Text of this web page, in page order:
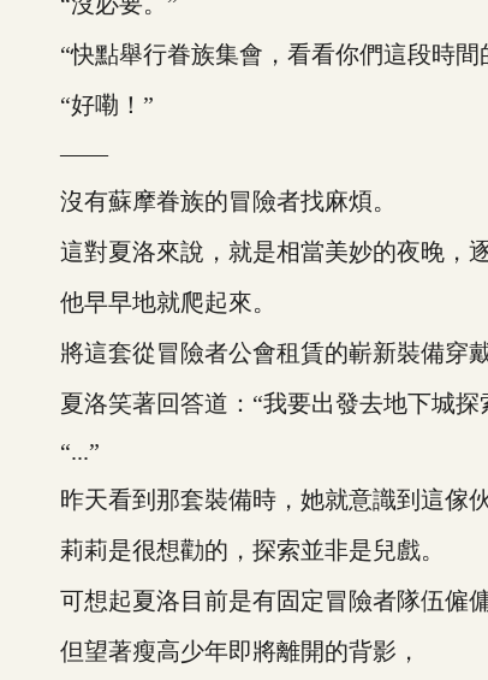
“快點舉行眷族集會，看看你們這段時間
“好嘞！”
——
沒有蘇摩眷族的冒險者找麻煩。
這對夏洛來說，就是相當美妙的夜晚，逐
他早早地就爬起來。
將這套從冒險者公會租賃的嶄新裝備穿戴
夏洛笑著回答道：“我要出發去地下城探
“...”
昨天看到那套裝備時，她就意識到這傢伙
莉莉是很想勸的，探索並非是兒戲。
可想起夏洛目前是有固定冒險者隊伍僱傭
但望著瘦高少年即將離開的背影，